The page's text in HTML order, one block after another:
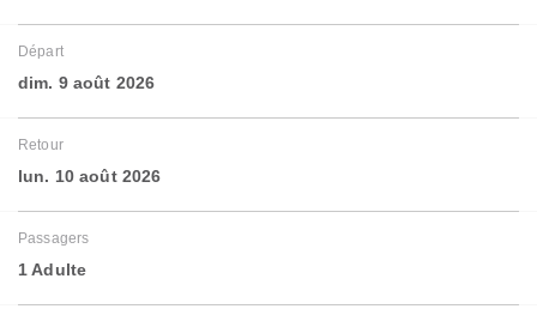
Départ
dim. 9 août 2026
Retour
lun. 10 août 2026
Passagers
1 Adulte